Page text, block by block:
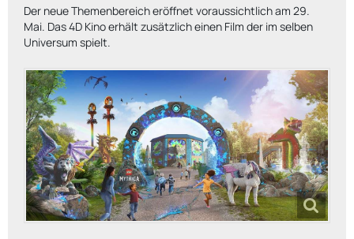
Der neue Themenbereich eröffnet voraussichtlich am 29.
Mai. Das 4D Kino erhält zusätzlich einen Film der im selben
Universum spielt.